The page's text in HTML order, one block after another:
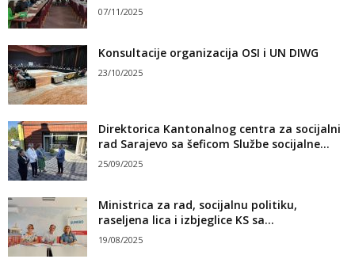
07/11/2025
Konsultacije organizacija OSI i UN DIWG
23/10/2025
Direktorica Kantonalnog centra za socijalni
rad Sarajevo sa šeficom Službe socijalne...
25/09/2025
Ministrica za rad, socijalnu politiku,
raseljena lica i izbjeglice KS sa...
19/08/2025